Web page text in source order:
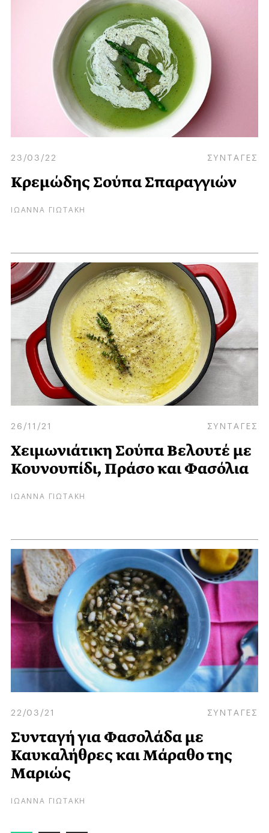
23/03/22 ΣΥΝΤΑΓΕΣ
Κρεμώδης Σούπα Σπαραγγιών
ΙΩΑΝΝΑ ΓΙΩΤΑΚΗ
26/11/21 ΣΥΝΤΑΓΕΣ
Χειμωνιάτικη Σούπα Βελουτέ με
Κουνουπίδι, Πράσο και Φασόλια
ΙΩΑΝΝΑ ΓΙΩΤΑΚΗ
22/03/21 ΣΥΝΤΑΓΕΣ
Συνταγή για Φασολάδα με
Καυκαλήθρες και Μάραθο της
Μαριώς
ΙΩΑΝΝΑ ΓΙΩΤΑΚΗ